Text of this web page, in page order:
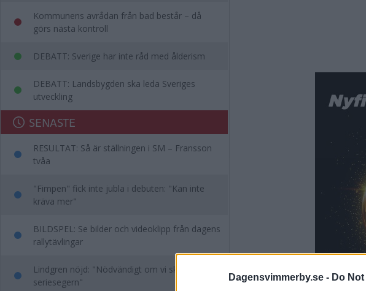
Dagensvimmerby.se - Do
Kommunens avrådan från bad består – då
görs nästa kontroll
DEBATT: Sverige har inte råd med ålderism
DEBATT: Landsbygden ska leda Sveriges
utveckling
SENASTE
RESULTAT: Så är ställningen i SM – Fransson
tvåa
"Fimpen" fick inte jubla i debuten: "Kan inte
kräva mer"
BILDSPEL: Se bilder och videoklipp från dagens
rallytävlingar
Lindgren nöjd: "Nödvändigt om vi ska kriga om
seriesegern"